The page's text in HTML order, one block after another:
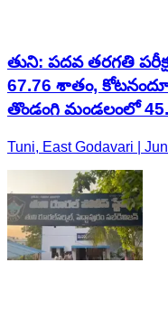
తుని: పదవ తరగతి
67.76 శాతం,
తొండంగి మండలంలో
Tuni, East Godavari |